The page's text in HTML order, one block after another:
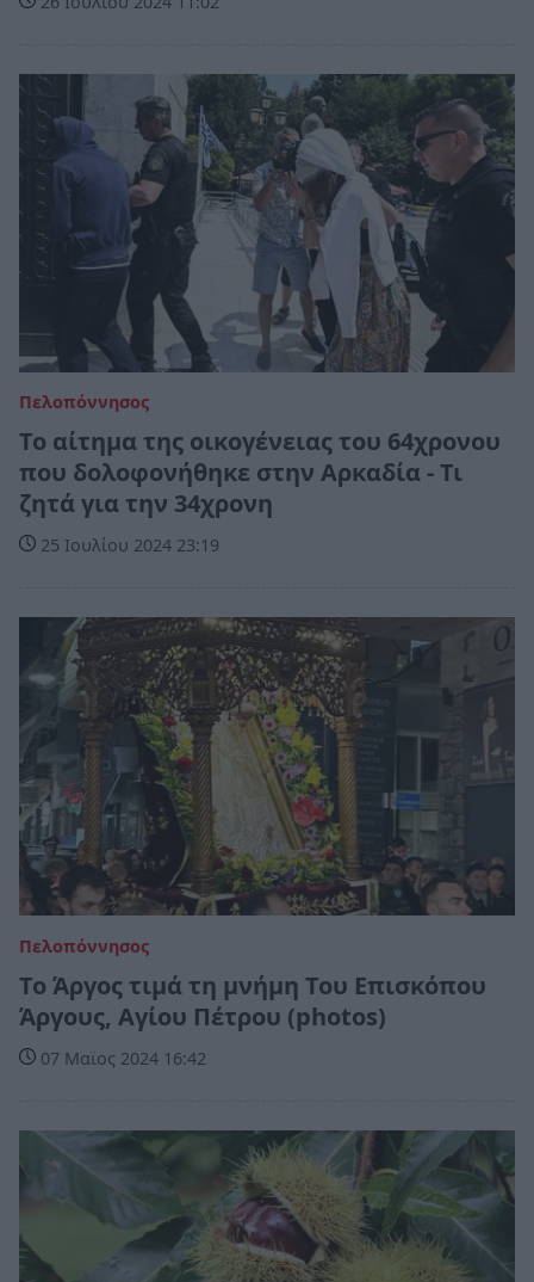
Πελοπόννησος
Το αίτημα της οικογένειας του 64χρονου
που δολοφονήθηκε στην Αρκαδία - Τι
ζητά για την 34χρονη
25 Ιουλίου 2024 23:19
Πελοπόννησος
To Άργος τιμά τη μνήμη Του Επισκόπου
Άργους, Αγίου Πέτρου (photos)
07 Μαϊος 2024 16:42